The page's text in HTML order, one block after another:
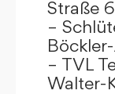
Straße
–
– TVL
Walter-